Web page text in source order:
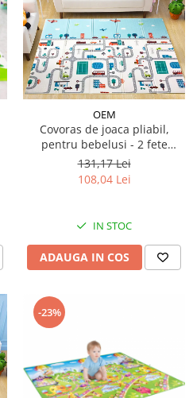
OEM
Covoras de joaca pliabil,
pentru bebelusi - 2 fete
traseu/animalute,
150/200/0.8cm
131,17 Lei
108,04 Lei
IN STOC
ADAUGA IN COS
-23%